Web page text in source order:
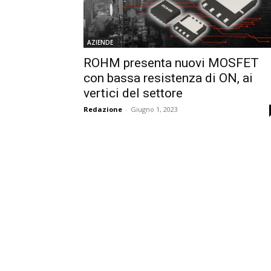
AZIENDE
ROHM presenta nuovi MOSFET
con bassa resistenza di ON, ai
vertici del settore
Redazione - Giugno 1, 2023